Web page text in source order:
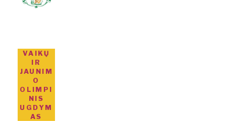
VAIKŲ
IR
JAUNIM
O
OLIMPI
NIS
UGDYM
AS